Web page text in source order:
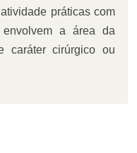
práticas com
a área da
caráter cirúrgico ou